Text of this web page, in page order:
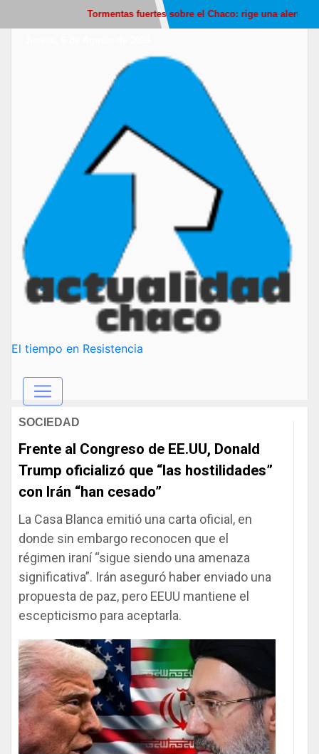
Tormentas fuertes sobre el Chaco: rige una alerta
El tiempo en Resistencia
SOCIEDAD
Frente al Congreso de EE.UU, Donald
Trump oficializó que “las hostilidades”
con Irán “han cesado”
La Casa Blanca emitió una carta oficial, en
donde sin embargo reconocen que el
régimen iraní “sigue siendo una amenaza
significativa”. Irán aseguró haber enviado una
propuesta de paz, pero EEUU mantiene el
escepticismo para aceptarla.